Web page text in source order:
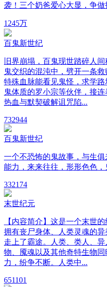
袭！三个奶爸爱心大显，争做
1245万
百鬼新世纪
旧界崩塌，百鬼现世踏碎人
鬼交织的混沌中，劈开一条
特殊血脉能看见鬼怪，求学
鬼体质的罗小宗等伙伴，接
热血与默契破解诅咒陷...
732944
百鬼新世纪
一个不恐怖的鬼故事，与生
能力，来来往往，形形色色
332174
末世纪元
【内容简介】这是一个末世
拥有丧尸身体、人类灵魂的
走上了霸途。人类、类人、
物、魇魂以及其他奇特生物
力，纷争不断。人类中...
651101